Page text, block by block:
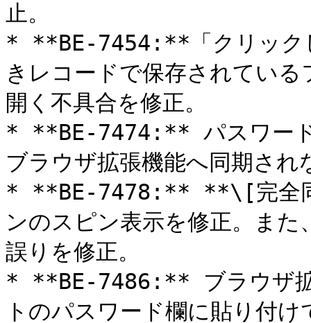
止。
* **BE-7454:**「クリック
きレコードで保存されてい
開く不具合を修正。
* **BE-7474:** パスワード
ブラウザ拡張機能へ同期され
* **BE-7478:** **\[完全同
ンのスピン表示を修正。ま
誤りを修正。
* **BE-7486:** ブラウザ拡
トのパスワード欄に貼り付